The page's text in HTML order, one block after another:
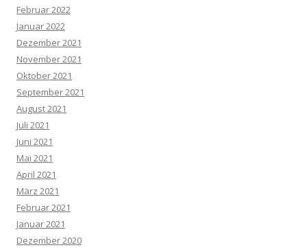
Februar 2022
Januar 2022
Dezember 2021
November 2021
Oktober 2021
September 2021
August 2021
Juli 2021
Juni 2021
Mai 2021
April 2021
März 2021
Februar 2021
Januar 2021
Dezember 2020